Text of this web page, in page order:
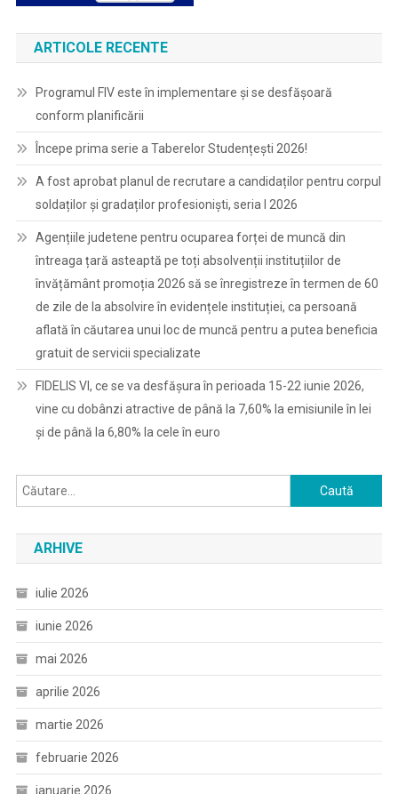
ARTICOLE RECENTE
Programul FIV este în implementare și se desfășoară
conform planificării
Începe prima serie a Taberelor Studențești 2026!
A fost aprobat planul de recrutare a candidaților pentru corpul
soldaților și gradaților profesioniști, seria I 2026
Agențiile judetene pentru ocuparea forței de muncă din
întreaga țară asteaptă pe toți absolvenții instituțiilor de
învățământ promoția 2026 să se înregistreze în termen de 60
de zile de la absolvire în evidențele instituției, ca persoană
aflată în căutarea unui loc de muncă pentru a putea beneficia
gratuit de servicii specializate
FIDELIS VI, ce se va desfășura în perioada 15-22 iunie 2026,
vine cu dobânzi atractive de până la 7,60% la emisiunile în lei
și de până la 6,80% la cele în euro
Caută
după:
ARHIVE
iulie 2026
iunie 2026
mai 2026
aprilie 2026
martie 2026
februarie 2026
ianuarie 2026